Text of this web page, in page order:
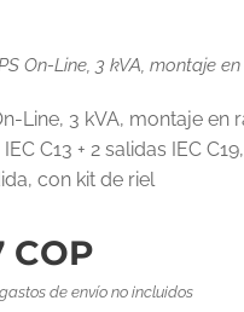
On-Line, 3 kVA, montaje
Line, 3 kVA, montaje en
C13 + 2 salidas IEC
con kit de riel
COP
gastos de envío no incluidos